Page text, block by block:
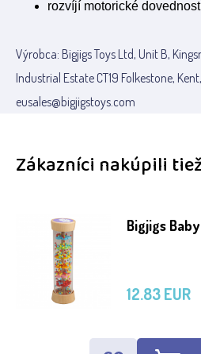
rozvíjí motorické
Výrobca: Bigjigs Toys Ltd, Unit B,
Industrial Estate CT19 Folkestone,
eusales@bigjigstoys.com
Zákazníci nakúpili
Bigjigs
12.83 EUR